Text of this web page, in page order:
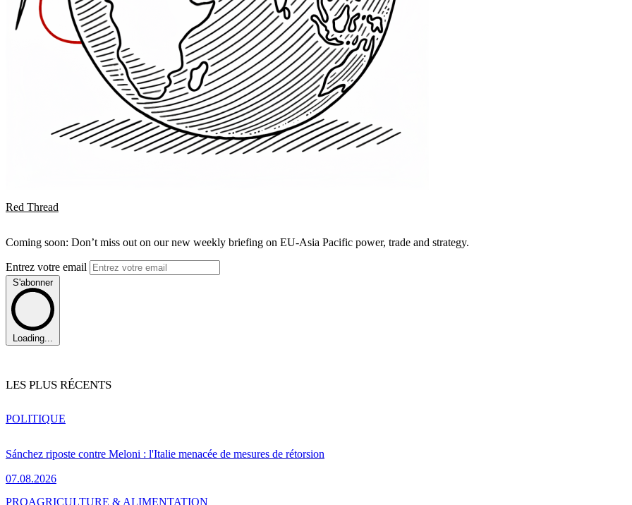
Red Thread
Coming soon: Don’t miss out on our new weekly briefing on EU-Asia Pacific power, trade and strategy.
Entrez votre email
S'abonner
Loading...
LES PLUS RÉCENTS
Sánchez riposte contre Meloni : l'Italie menacée de mesures de rétorsion
07.08.2026
POLITIQUE
PROAGRICULTURE & ALIMENTATION